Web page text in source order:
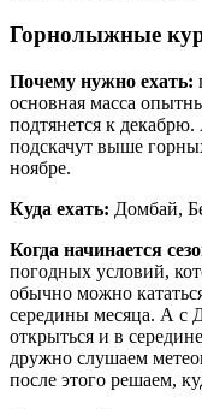
Горнолыжные
Почему нужно ехать:
основная масса
подтянется к
подскачут выше
ноябре.
Куда ехать: Домбай,
Когда начинается
погодных условий,
обычно можно
середины месяца. А с
открыться и в
дружно слушаем
после этого решаем,